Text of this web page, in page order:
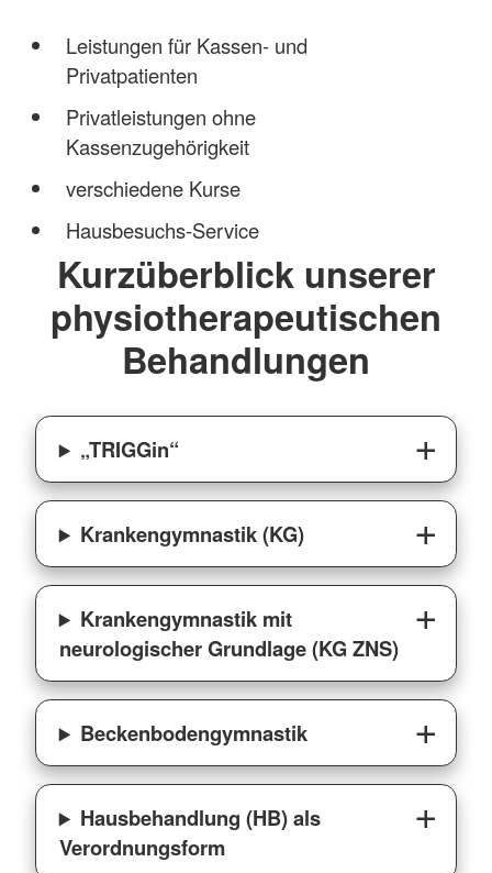
Leistungen für Kassen- und
Privatpatienten
Privatleistungen ohne
Kassenzugehörigkeit
verschiedene Kurse
Hausbesuchs-Service
Kurzüberblick unserer
physiotherapeutischen
Behandlungen
„TRIGGin“
Krankengymnastik (KG)
Krankengymnastik mit
neurologischer Grundlage (KG ZNS)
Beckenbodengymnastik
Hausbehandlung (HB) als
Verordnungsform